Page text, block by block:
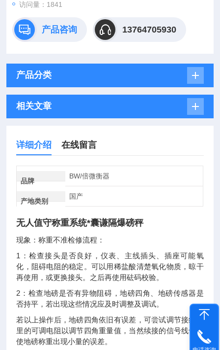
访问量：1841
产品咨询 13764705930
产品分类
相关文章
详细介绍 在线留言
品牌
BW/倍微衡器
产地类别
国产
无人值守称重系统*囊谦隔爆磅秤
现象：称重不准检修流程：
1：检查接头是否良好，仪表、主线插头、插座可能氧
化，阻碍电阻的稳定。可以用稀盐酸清楚氧化物质，晾干
再使用，或更换接头。之后再使用砝码校验。
2：检查地磅是否有异物阻碍，地磅四角、地磅传感器是
否持平，若出现这些情况应及时调整及调试。
若以上操作后，地磅四角依旧有误差，可尝试调节接线盒
里的可调电阻以调节四角重量值，当然续接的信号线也会
使地磅称重出现小量的误差。